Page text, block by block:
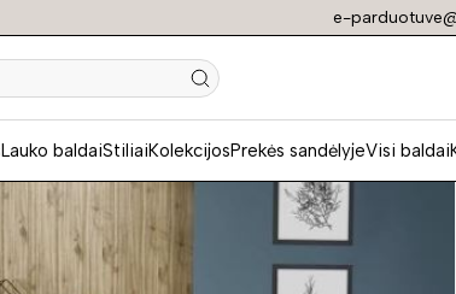
e-
Lauko baldaiStiliaiKolekcijosPrekės sandėlyjeVisi baldai